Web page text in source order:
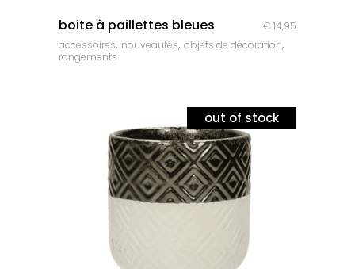
boite à paillettes bleues € 14,95
accessoires, nouveautés, objets de décoration,
rangements
out of stock